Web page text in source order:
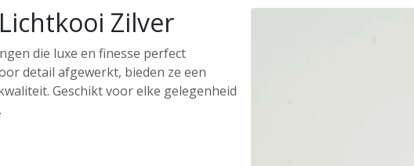
Zilver
die luxe en finesse perfect
detail afgewerkt, bieden ze een
Geschikt voor elke gelegenheid